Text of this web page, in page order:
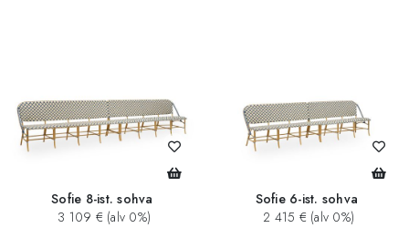
Sofie 8-ist. sohva
3 109 € (alv 0%)
Sofie 6-ist. sohva
2 415 € (alv 0%)